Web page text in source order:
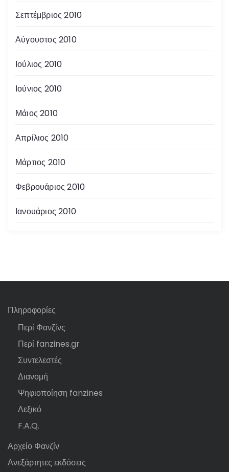
Σεπτέμβριος 2010
Αύγουστος 2010
Ιούλιος 2010
Ιούνιος 2010
Μάιος 2010
Απρίλιος 2010
Μάρτιος 2010
Φεβρουάριος 2010
Ιανουάριος 2010
Πληροφορίες
Περί Φανζίνς
Περί fanzines.gr
Συντελεστές
Διανομή
Ψηφιοποίηση fanzines
Λεξικό
F.A.Q.
Αρχείο Φανζίν
Ανεξάρτητες εκδόσεις